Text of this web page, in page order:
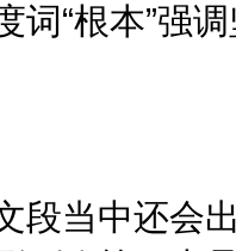
词“根本”强
当中还会出